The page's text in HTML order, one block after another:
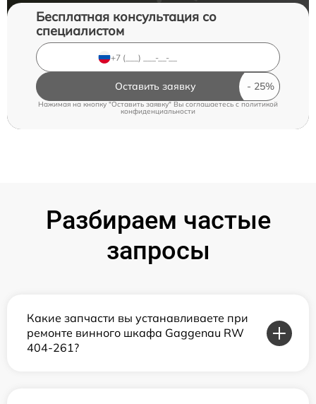
Бесплатная консультация со
специалистом
Оставить заявку
Нажимая на кнопку "Оставить заявку" Вы соглашаетесь c политикой
конфиденциальности
Разбираем частые
запросы
Какие запчасти вы устанавливаете при
ремонте винного шкафа Gaggenau RW
404-261?